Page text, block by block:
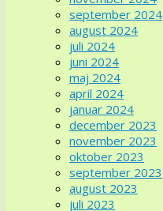
september 2024
august 2024
juli 2024
juni 2024
maj 2024
april 2024
januar 2024
december 2023
november 2023
oktober 2023
september 2023
august 2023
juli 2023